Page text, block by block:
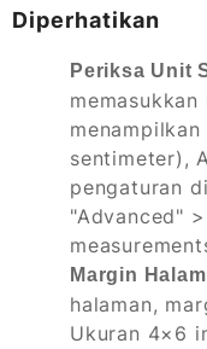
Diperhatikan
Periksa Unit
sentimeter),
pengaturan
"Advanced"
Margin
halaman,
Ukuran 4×6